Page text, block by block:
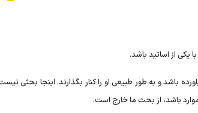
از اساتید باشد.
باشد و به طور طبیعی او را کنار بگذارند. اینجا بحثی
باشد، از بحث ما خارج است.